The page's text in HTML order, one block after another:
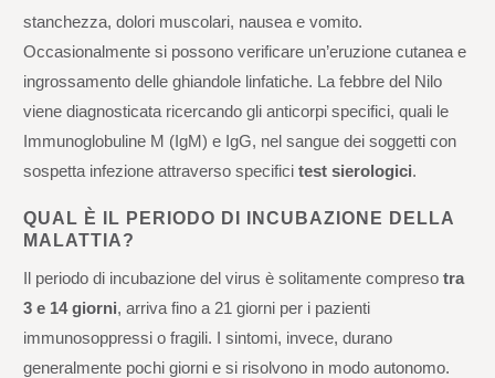
stanchezza, dolori muscolari, nausea e vomito.
Occasionalmente si possono verificare un’eruzione cutanea e
ingrossamento delle ghiandole linfatiche. La febbre del Nilo
viene diagnosticata ricercando gli anticorpi specifici, quali le
Immunoglobuline M (IgM) e IgG, nel sangue dei soggetti con
sospetta infezione attraverso specificitest sierologici.
QUAL È IL PERIODO DI INCUBAZIONE DELLA
MALATTIA?
Il periodo di incubazione del virus è solitamente compreso tra
3 e 14 giorni, arriva fino a 21 giorni per i pazienti
immunosoppressi o fragili. I sintomi, invece, durano
generalmente pochi giorni e si risolvono in modo autonomo.